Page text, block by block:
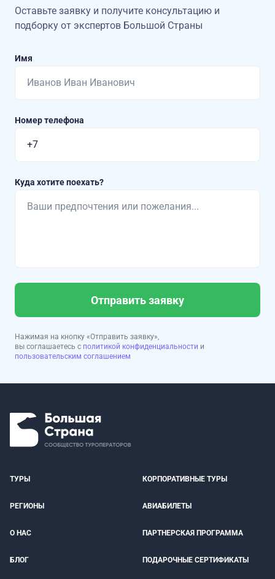
Оставьте заявку и получите консультацию и
подборку от экспертов Большой Страны
Имя
Номер телефона
Куда хотите поехать?
Отправить заявку
Нажимая на кнопку «Отправить заявку»,
вы соглашаетесь с политикой конфиденциальности и
пользовательским соглашением
ТУРЫ КОРПОРАТИВНЫЕ ТУРЫ
РЕГИОНЫ АВИАБИЛЕТЫ
О НАС ПАРТНЕРСКАЯ ПРОГРАММА
БЛОГ ПОДАРОЧНЫЕ СЕРТИФИКАТЫ